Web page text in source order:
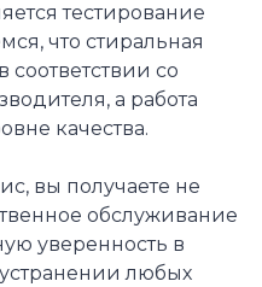
тестирование
что стиральная
со
а работа
качества.
вы получаете не
обслуживание
уверенность в
любых